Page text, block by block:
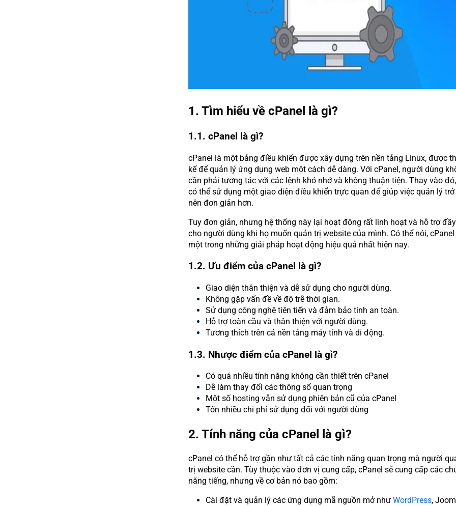
1. Tìm hiểu về cPanel là gì?
1.1. cPanel là gì?
cPanel là một bảng điều khiển được xây dựng trên nền tảng Linux, được
kế để quản lý ứng dụng web một cách dễ dàng. Với cPanel, người dùng
cần phải tương tác với các lệnh khó nhớ và không thuận tiện. Thay vào
có thể sử dụng một giao diện điều khiển trực quan để giúp việc quản lý trở
nên đơn giản hơn.
Tuy đơn giản, nhưng hệ thống này lại hoạt động rất linh hoạt và hỗ trợ
cho người dùng khi họ muốn quản trị website của mình. Có thể nói, cPanel
một trong những giải pháp hoạt động hiệu quả nhất hiện nay.
1.2. Ưu điểm của cPanel là gì?
Giao diện thân thiện và dễ sử dụng cho người dùng.
Không gặp vấn đề về độ trễ thời gian.
Sử dụng công nghệ tiên tiến và đảm bảo tính an toàn.
Hỗ trợ toàn cầu và thân thiện với người dùng.
Tương thích trên cả nền tảng máy tính và di động.
1.3. Nhược điểm của cPanel là gì?
Có quá nhiều tính năng không cần thiết trên cPanel
Dễ làm thay đổi các thông số quan trọng
Một số hosting vẫn sử dụng phiên bản cũ của cPanel
Tốn nhiều chi phí sử dụng đối với người dùng
2. Tính năng của cPanel là gì?
cPanel có thể hỗ trợ gần như tất cả các tính năng quan trọng mà người
trị website cần. Tùy thuộc vào đơn vị cung cấp, cPanel sẽ cung cấp các
năng tiếng, nhưng về cơ bản nó bao gồm:
Cài đặt và quản lý các ứng dụng mã nguồn mở như WordPress,